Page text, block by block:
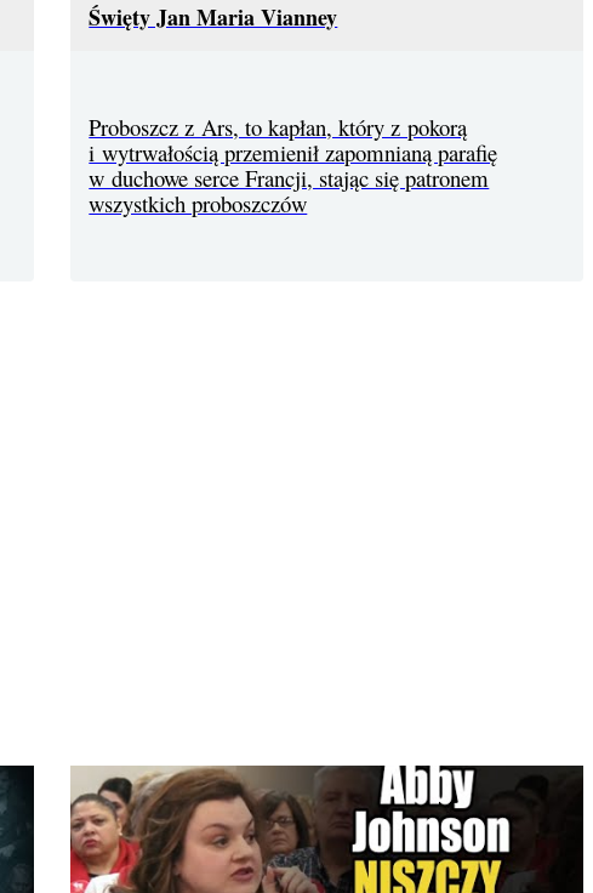
Święty Jan Maria Vianney
Proboszcz z Ars, to kapłan, który z pokorą
i wytrwałością przemienił zapomnianą parafię
w duchowe serce Francji, stając się patronem
wszystkich proboszczów